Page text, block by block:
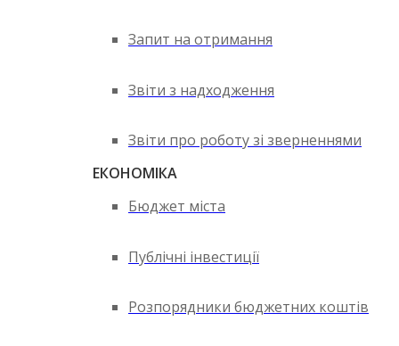
Запит на отримання
Звіти з надходження
Звіти про роботу зі зверненнями
ЕКОНОМІКА
Бюджет міста
Публічні інвестиції
Розпорядники бюджетних коштів